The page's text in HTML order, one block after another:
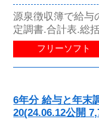
源泉徴収簿で給与
定調書.合計表.総
フリーソフト
6年分 給与と年末
20(24.06.12公開